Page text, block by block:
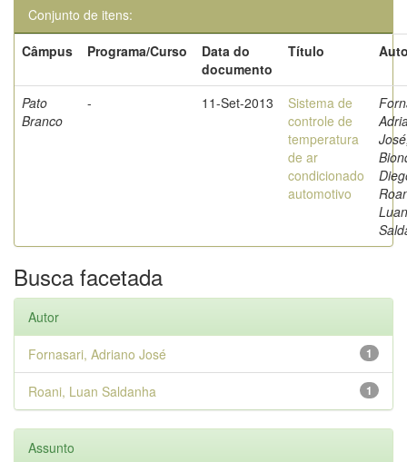
Conjunto de itens:
Câmpus
Programa/Curso
Data do
documento
Título
Pato
Branco
- 11-Set-2013
Sistema de
controle de
temperatura
de ar
condicionado
automotivo
Luan
Busca facetada
Autor
1
Fornasari, Adriano José
1
Roani, Luan Saldanha
Assunto